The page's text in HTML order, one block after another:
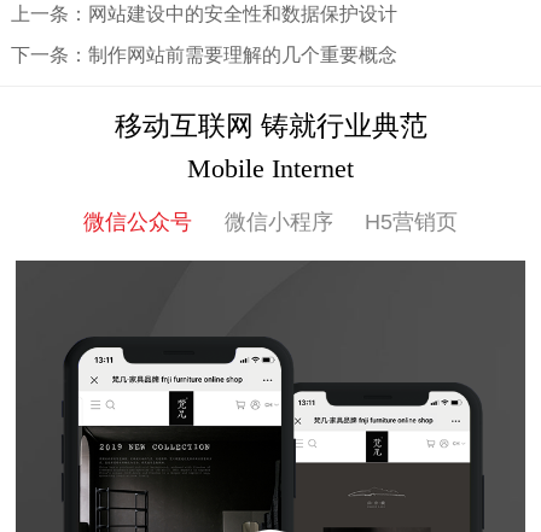
上一条：网站建设中的安全性和数据保护设计
下一条：制作网站前需要理解的几个重要概念
移动互联网 铸就行业典范
Mobile Internet
微信公众号 微信小程序 H5营销页